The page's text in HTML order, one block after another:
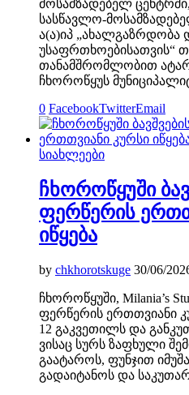
მოსამზადებელ
სასწავლო-
ა(ა)იპ „ახალგაზრდობა
უსაფრთხოებისათვის“
თანამშრომლობით
ჩხოროწყუს
0 FacebookTwitterEmail
სიახლეები
ჩხოროწყუში
ფერწერის
იწყება
by chkhorotskuge 30/06/
ჩხოროწყუში, Milania’s
ფერწერის ერთთვიანი
12 გაკვეთილს და
ვისაც სურს ზაფხული
გაატაროს, ფუნჯით
გადაიტანოს და